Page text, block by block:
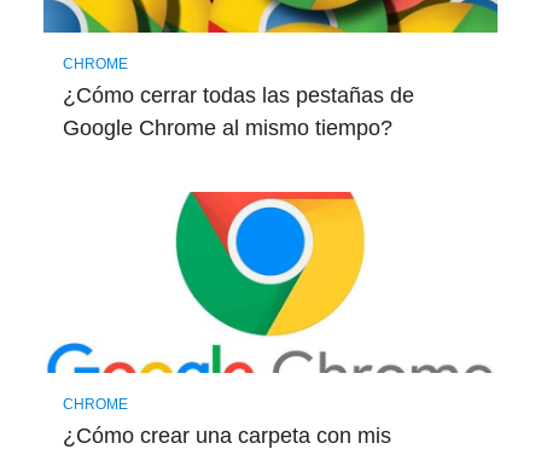
CHROME
¿Cómo cerrar todas las pestañas de
Google Chrome al mismo tiempo?
CHROME
¿Cómo crear una carpeta con mis